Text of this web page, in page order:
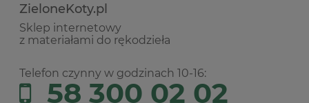
ZieloneKoty.pl
Sklep internetowy
z materiałami do rękodzieła
Telefon czynny w godzinach 10-16:
58 300 02 02